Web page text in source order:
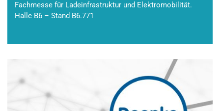
Fachmesse für Ladeinfrastruktur und Elektromobilität.
Halle B6 – Stand B6.771